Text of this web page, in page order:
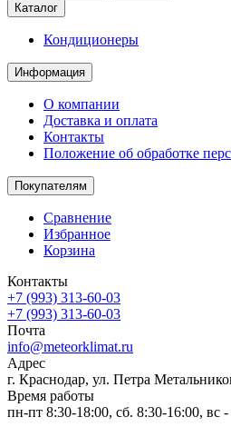
Каталог
Кондиционеры
Информация
О компании
Доставка и оплата
Контакты
Положение об обработке
Покупателям
Сравнение
Избранное
Корзина
Контакты
+7 (993) 313-60-03
+7 (993) 313-60-03
Почта
info@meteorklimat.ru
Адрес
г. Краснодар, ул. Петра
Время работы
пн-пт 8:30-18:00, сб. 8:30-16:00, вс